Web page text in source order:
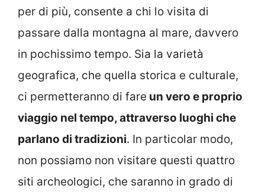
per di più, consente a chi lo visita di
passare dalla montagna al mare, davvero
in pochissimo tempo. Sia la varietà
geografica, che quella storica e culturale,
ci permetteranno di fare un vero e proprio
viaggio nel tempo, attraverso luoghi che
parlano di tradizioni. In particolar modo,
non possiamo non visitare questi quattro
siti archeologici, che saranno in grado di